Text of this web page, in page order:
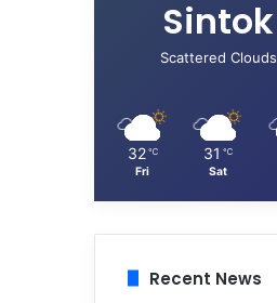
Sintok
Scattered Clouds
32 ℃
Fri
31 ℃
Sat
Recent News